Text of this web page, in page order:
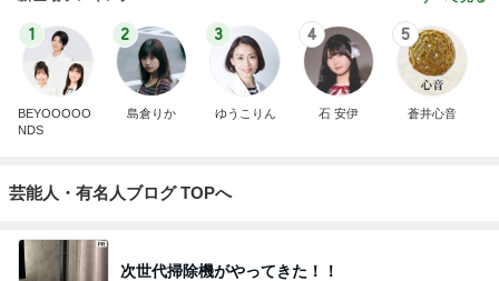
1
BEYOOOOO
NDS
2
島倉りか
3
ゆうこりん
4
石 安伊
5
蒼井心音
芸能人・有名人ブログ TOPへ
次世代掃除機がやってきた！！